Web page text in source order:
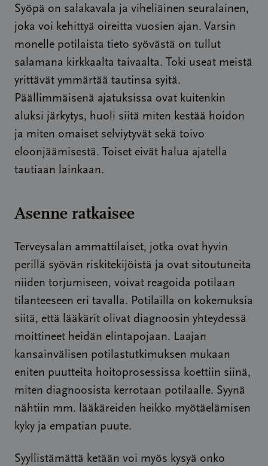
Syöpä on salakavala ja viheliäinen seuralainen,
joka voi kehittyä oireitta vuosien ajan. Varsin
monelle potilaista tieto syövästä on tullut
salamana kirkkaalta taivaalta. Toki useat meistä
yrittävät ymmärtää tautinsa syitä.
Päällimmäisenä ajatuksissa ovat kuitenkin
aluksi järkytys, huoli siitä miten kestää hoidon
ja miten omaiset selviytyvät sekä toivo
eloonjäämisestä. Toiset eivät halua ajatella
tautiaan lainkaan.
Asenne ratkaisee
Terveysalan ammattilaiset, jotka ovat hyvin
perillä syövän riskitekijöistä ja ovat sitoutuneita
niiden torjumiseen, voivat reagoida potilaan
tilanteeseen eri tavalla. Potilailla on kokemuksia
siitä, että lääkärit olivat diagnoosin yhteydessä
moittineet heidän elintapojaan. Laajan
kansainvälisen potilastutkimuksen mukaan
eniten puutteita hoitoprosessissa koettiin siinä,
miten diagnoosista kerrotaan potilaalle. Syynä
nähtiin mm. lääkäreiden heikko myötäelämisen
kyky ja empatian puute.
Syyllistämättä ketään voi myös kysyä onko